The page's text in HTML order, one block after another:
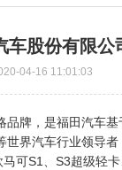
车股份有限公
04-16 11:01:03
，是福田汽车基
界汽车行业领导
S1、S3超级轻卡